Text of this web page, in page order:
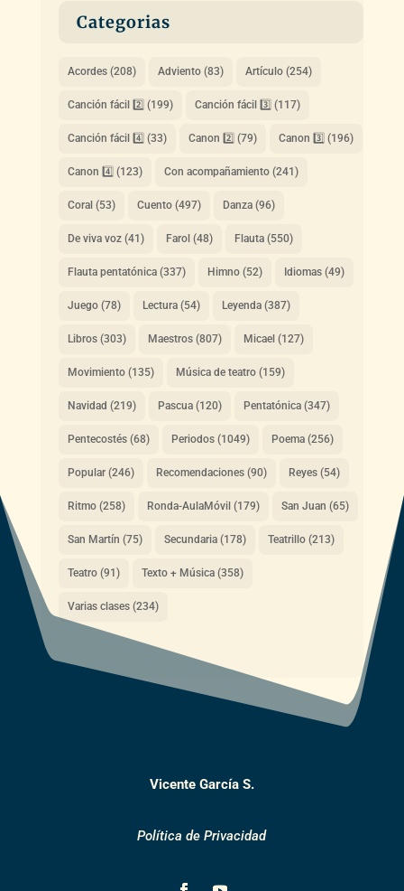
Categorias
Acordes(208) Adviento(83) Artículo(254)
Canción fácil 2️⃣ (199) Canción fácil 3️⃣ (117)
Canción fácil 4️⃣ (33) Canon 2️⃣ (79) Canon 3️⃣ (196)
Canon 4️⃣ (123) Con acompañamiento(241)
Coral (53) Cuento(497) Danza(96)
De viva voz(41) Farol (48) Flauta(550)
Flauta pentatónica(337) Himno(52) Idiomas(49)
Juego(78) Lectura(54) Leyenda(387)
Libros(303) Maestros(807) Micael (127)
Movimiento(135) Música de teatro(159)
Navidad (219) Pascua(120) Pentatónica(347)
Pentecostés(68) Periodos(1049) Poema(256)
Popular(246) Recomendaciones(90) Reyes(54)
Ritmo(258) Ronda-AulaMóvil (179) San Juan (65)
San Martín (75) Secundaria(178) Teatrillo(213)
Teatro(91) Texto + Música(358)
Varias clases(234)
Vicente García S.
Política de Privacidad